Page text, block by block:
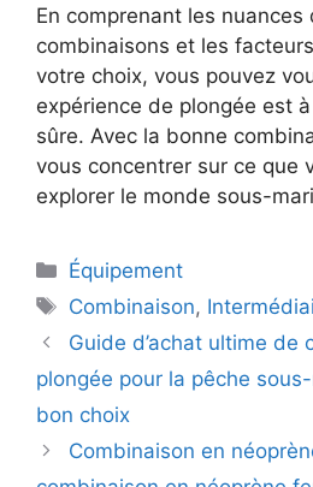
En comprenant les nuances
combinaisons et les
votre choix, vous pouvez
expérience de plongée est
sûre. Avec la bonne
vous concentrer sur ce que
explorer le monde sous-
Catégories
Équipement
Étiquettes
Combinaison,
Guide d’achat ultime de
plongée pour la pêche
bon choix
Combinaison en